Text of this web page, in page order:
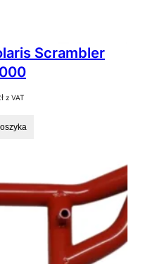
Scrambler
z VAT